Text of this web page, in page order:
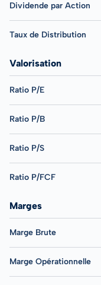
Dividende par Action
Taux de Distribution
Valorisation
Ratio P/E
Ratio P/B
Ratio P/S
Ratio P/FCF
Marges
Marge Brute
Marge Opérationnelle